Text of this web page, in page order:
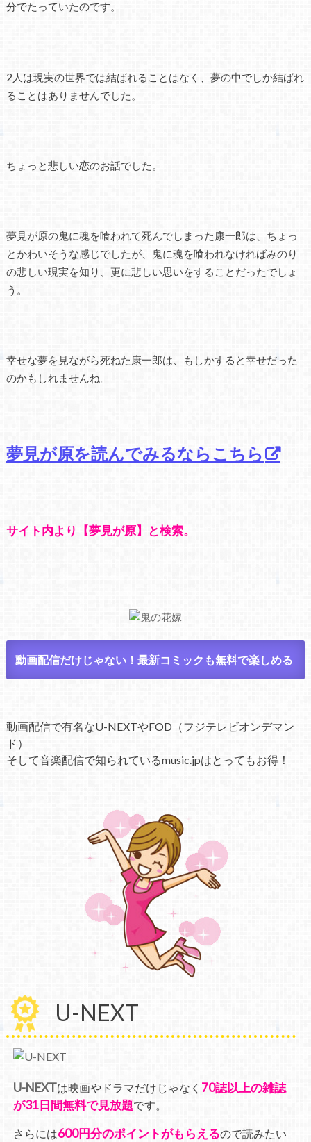
分でたっていたのです。
2人は現実の世界では結ばれることはなく、夢の中でしか結ばれ
ることはありませんでした。
ちょっと悲しい恋のお話でした。
夢見が原の鬼に魂を喰われて死んでしまった康一郎は、ちょっ
とかわいそうな感じでしたが、鬼に魂を喰われなければみのり
の悲しい現実を知り、更に悲しい思いをすることだったでしょ
う。
幸せな夢を見ながら死ねた康一郎は、もしかすると幸せだった
のかもしれませんね。
夢見が原を読んでみるならこちら
サイト内より【夢見が原】と検索。
動画配信だけじゃない！最新コミックも無料で楽しめる
動画配信で有名なU-NEXTやFOD（フジテレビオンデマン
ド）
そして音楽配信で知られているmusic.jpはとってもお得！
U-NEXT
U-NEXTは映画やドラマだけじゃなく 70誌以上の雑誌
が31日間無料で見放題です。
さらには600円分のポイントがもらえるので読みたい